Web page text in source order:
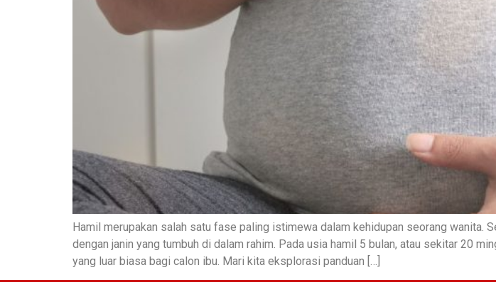
Hamil merupakan salah satu fase paling istimewa dalam kehidupan seorang wanita.
dengan janin yang tumbuh di dalam rahim. Pada usia hamil 5 bulan, atau sekitar 20
yang luar biasa bagi calon ibu. Mari kita eksplorasi panduan […]